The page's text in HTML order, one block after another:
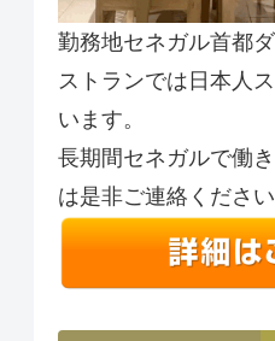
勤務地セネガル首都
ストランでは日本人
います。
長期間セネガルで働
は是非ご連絡ください